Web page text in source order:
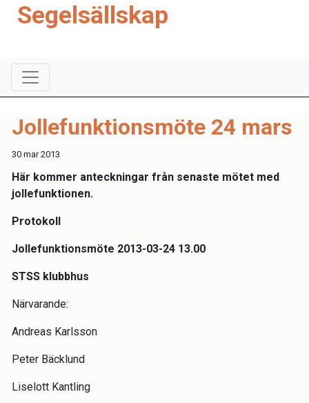
Segelsällskap
Jollefunktionsmöte 24 mars
30 mar 2013
Här kommer anteckningar från senaste mötet med
jollefunktionen.
Protokoll
Jollefunktionsmöte 2013-03-24 13.00
STSS klubbhus
Närvarande:
Andreas Karlsson
Peter Bäcklund
Liselott Kantling